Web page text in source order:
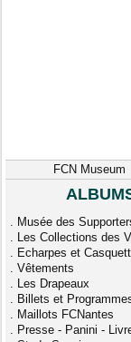
FCN Museum
. Musée des
. Les Collections des
. Echarpes et
. Vêtements
. Les Drapeaux
. Billets et
. Maillots FCNantes
. Presse - Panini -